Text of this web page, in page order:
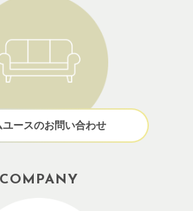
ユースのお問い合わせ
COMPANY